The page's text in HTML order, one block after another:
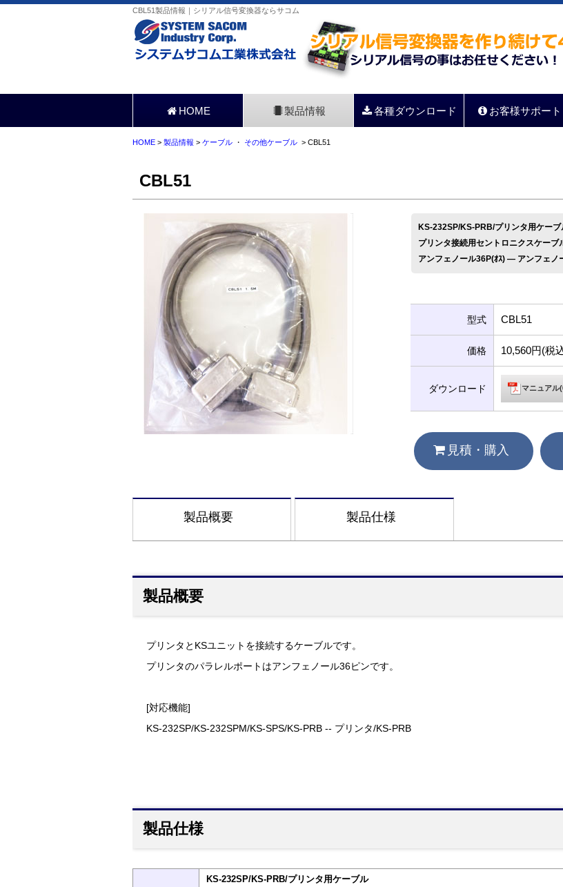
CBL51製品情報｜シリアル信号変換器ならサコム
HOME 製品情報 各種ダウンロード お客様サポート
HOME > 製品情報 > ケーブル ・ その他ケーブル > CBL51
CBL51
KS-232SP/KS-PRB/プリンタ用ケーブ
プリンタ接続用セントロニクスケーブ
アンフェノール36P(ｵｽ) ― アンフェノ
型式 CBL51
価格 10,560円(税
ダウンロード マニュアル
見積・購入
製品概要 製品仕様
製品概要
プリンタとKSユニットを接続するケーブルです。
プリンタのパラレルポートはアンフェノール36ピンです。
[対応機能]
KS-232SP/KS-232SPM/KS-SPS/KS-PRB -- プリンタ/KS-PRB
製品仕様
KS-232SP/KS-PRB/プリンタ用ケーブル